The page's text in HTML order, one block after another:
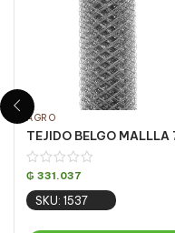
AGRO
₲ 331.037
SKU: 1537